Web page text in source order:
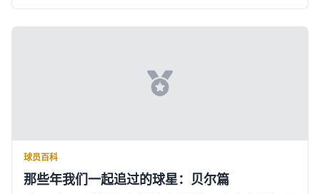
球员百科
那些年我们一起追过的球星：贝尔篇